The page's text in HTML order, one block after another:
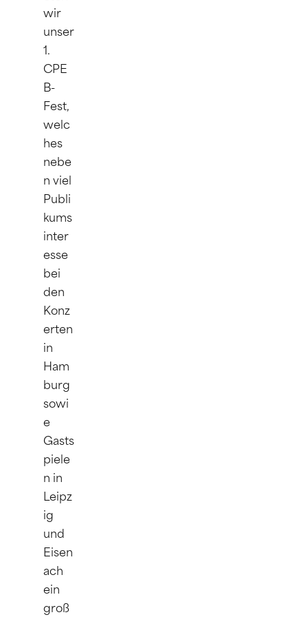
wir
unser
1.
CPE
B-
Fest,
welc
hes
nebe
n viel
Publi
kums
inter
esse
bei
den
Konz
erten
in
Ham
burg
sowi
e
Gasts
piele
n in
Leipz
ig
und
Eisen
ach
ein
groß